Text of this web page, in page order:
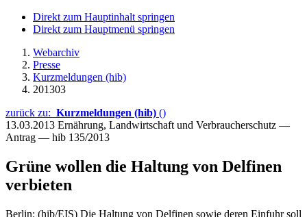
Direkt zum Hauptinhalt springen
Direkt zum Hauptmenü springen
Webarchiv
Presse
Kurzmeldungen (hib)
201303
zurück zu: Kurzmeldungen (hib) ()
13.03.2013 Ernährung, Landwirtschaft und Verbraucherschutz —
Antrag — hib 135/2013
Grüne wollen die Haltung von Delfinen
verbieten
Berlin: (hib/EIS) Die Haltung von Delfinen sowie deren Einfuhr soll